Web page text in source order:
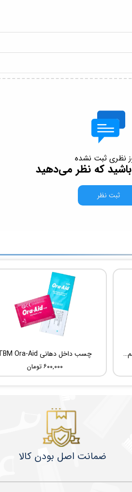
نظری ثبت نشده
که نظر می‌دهید
ثبت نظر
چسب داخل دهانی TBM Ora-Aid
۶۰۰,۰۰۰ تومان
سوزن اندو (ایریگیشن) دو سوراخ خم شونده UDG Sideport
ضمانت اصل بودن کالا